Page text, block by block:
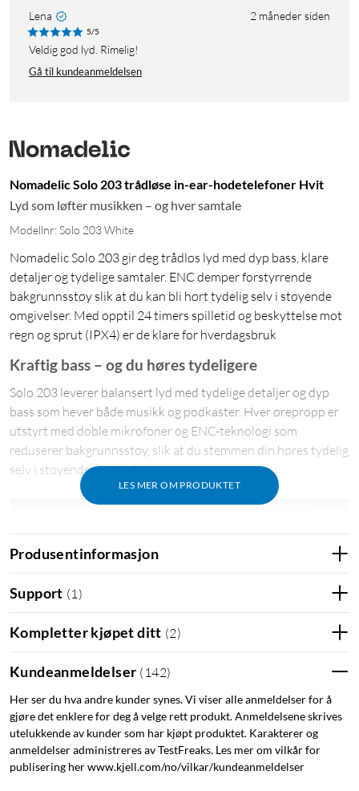
Lena 2 måneder siden
5/5
Veldig god lyd. Rimelig!
Gå til kundeanmeldelsen
Nomadelic Solo 203 trådløse in-ear-hodetelefoner Hvit
Lyd som løfter musikken – og hver samtale
Modellnr: Solo 203 White
Nomadelic Solo 203 gir deg trådløs lyd med dyp bass, klare
detaljer og tydelige samtaler. ENC demper forstyrrende
bakgrunnsstøy slik at du kan bli hørt tydelig selv i støyende
omgivelser. Med opptil 24 timers spilletid og beskyttelse mot
regn og sprut (IPX4) er de klare for hverdagsbruk
LES MER OM PRODUKTET
Kraftig bass – og du høres tydeligere
Solo 203 leverer balansert lyd med tydelige detaljer og dyp
bass som hever både musikk og podkaster. Hver ørepropp er
utstyrt med doble mikrofoner og ENC-teknologi som
reduserer bakgrunnsstøy, slik at du stemmen din høres tydelig
selv i støyende omgivelser.
Produsentinformasjon
Support (1 )
Kompletter kjøpet ditt (2)
Kundeanmeldelser ( 142)
Her ser du hva andre kunder synes. Vi viser alle anmeldelser for å
gjøre det enklere for deg å velge rett produkt. Anmeldelsene skrives
utelukkende av kunder som har kjøpt produktet. Karakterer og
anmeldelser administreres av TestFreaks. Les mer om vilkår for
publisering her www.kjell.com/no/vilkar/kundeanmeldelser